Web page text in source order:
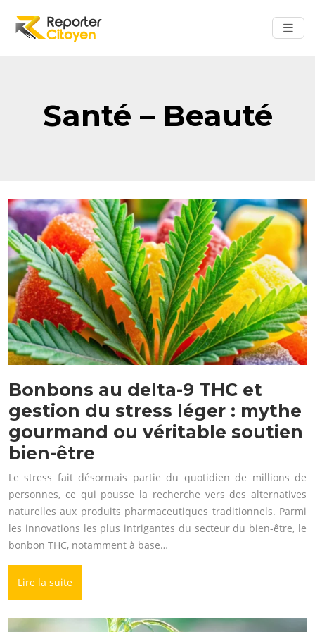
Santé – Beauté
Bonbons au delta-9 THC et
gestion du stress léger : mythe
gourmand ou véritable soutien
bien-être
Le stress fait désormais partie du quotidien de millions de
personnes, ce qui pousse la recherche vers des alternatives
naturelles aux produits pharmaceutiques traditionnels. Parmi
les innovations les plus intrigantes du secteur du bien-être, le
bonbon THC, notamment à base…
Lire la suite